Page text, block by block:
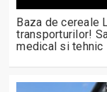
Baza de cereale
transporturilor!
medical si tehnic